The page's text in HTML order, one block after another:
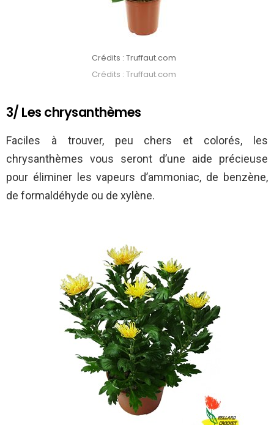
Crédits : Truffaut.com
Crédits : Truffaut.com
3/ Les chrysanthèmes
Faciles à trouver, peu chers et colorés, les
chrysanthèmes vous seront d’une aide précieuse
pour éliminer les vapeurs d’ammoniac, de benzène,
de formaldéhyde ou de xylène.